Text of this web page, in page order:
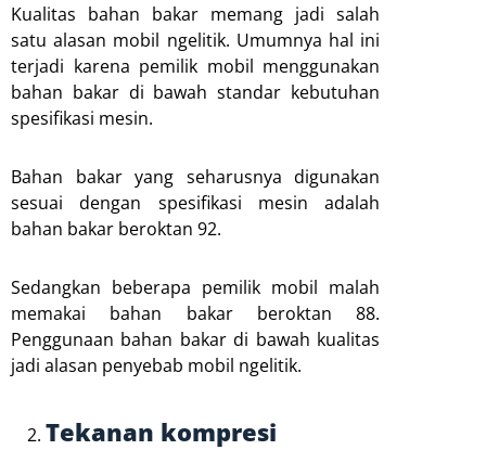
Kualitas bahan bakar memang jadi salah
satu alasan mobil ngelitik. Umumnya hal ini
terjadi karena pemilik mobil menggunakan
bahan bakar di bawah standar kebutuhan
spesifikasi mesin.
Bahan bakar yang seharusnya digunakan
sesuai dengan spesifikasi mesin adalah
bahan bakar beroktan 92.
Sedangkan beberapa pemilik mobil malah
memakai bahan bakar beroktan 88.
Penggunaan bahan bakar di bawah kualitas
jadi alasan penyebab mobil ngelitik.
Tekanan kompresi